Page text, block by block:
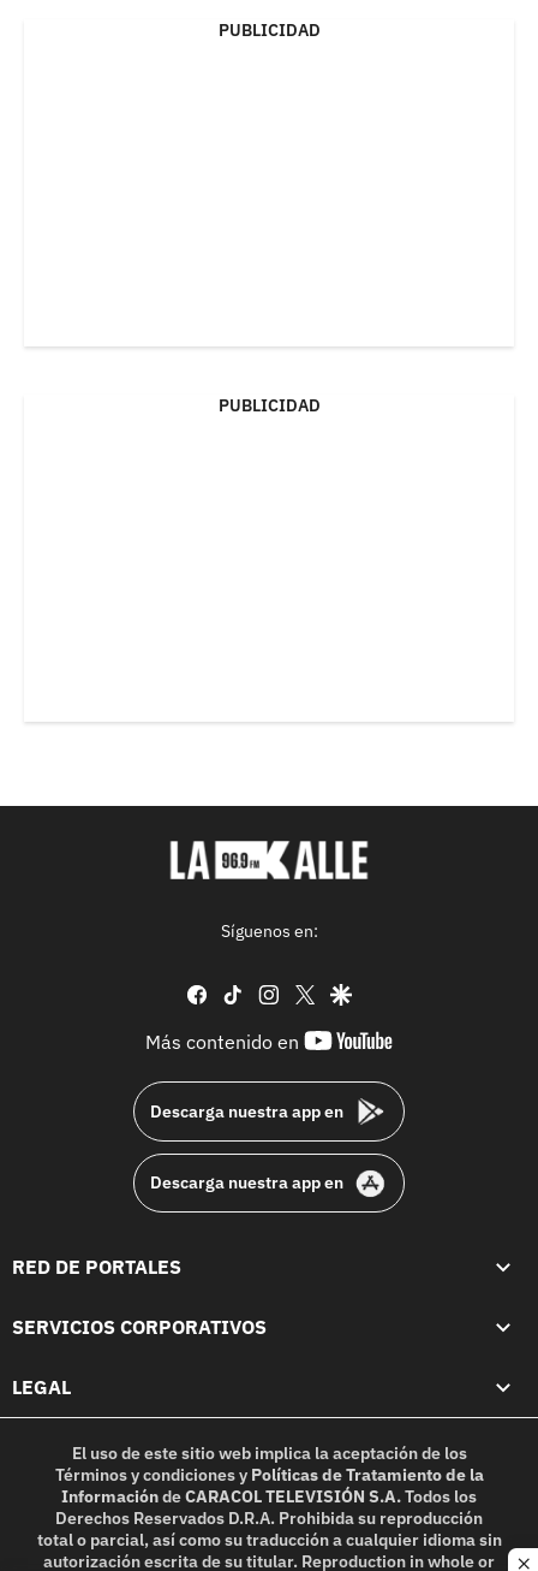
PUBLICIDAD
PUBLICIDAD
Síguenos en:
facebook
tiktok instagram
twittergoogle
Más contenido en
youtube-
Descarga nuestra app en
Descarga nuestra app en
RED DE PORTALES
SERVICIOS CORPORATIVOS
LEGAL
El uso de este sitio web implica la aceptación de los
Términos y condicionesy Políticas de Tratamiento de la
InformacióndeCARACOL TELEVISIÓN S.A.Todos los
Derechos Reservados D.R.A. Prohibida su reproducción
total o parcial, así como su traducción a cualquier idioma sin
autorización escrita de su titular. Reproduction in whole or